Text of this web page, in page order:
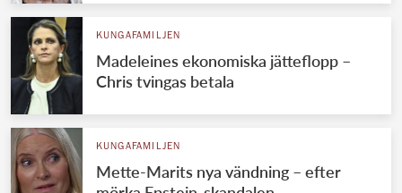
KUNGAFAMILJEN
Madeleines ekonomiska jätteflopp –
Chris tvingas betala
KUNGAFAMILJEN
Mette-Marits nya vändning – efter